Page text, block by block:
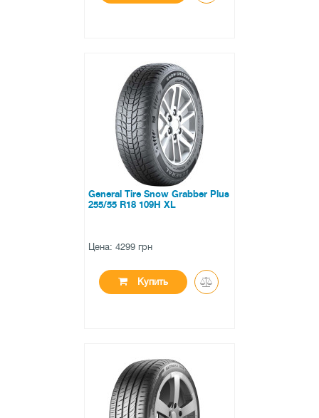
нет в наличии
0 отзывов
General Tire Snow Grabber Plus
255/55 R18 109H XL
Цена: 4299 грн
Купить
нет в наличии
0 отзывов